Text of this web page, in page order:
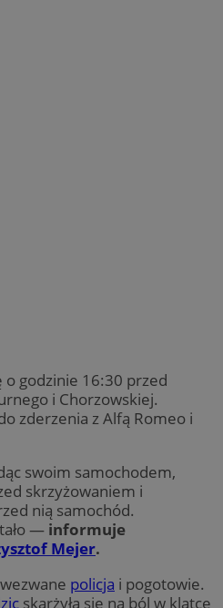
o godzinie 16:30 przed
i Chorzowskiej.
zderzenia z Alfą Romeo i
swoim samochodem,
skrzyżowaniem i
nią samochód.
— informuje
Mejer.
policja i pogotowie.
skarżyła się na ból w klatce